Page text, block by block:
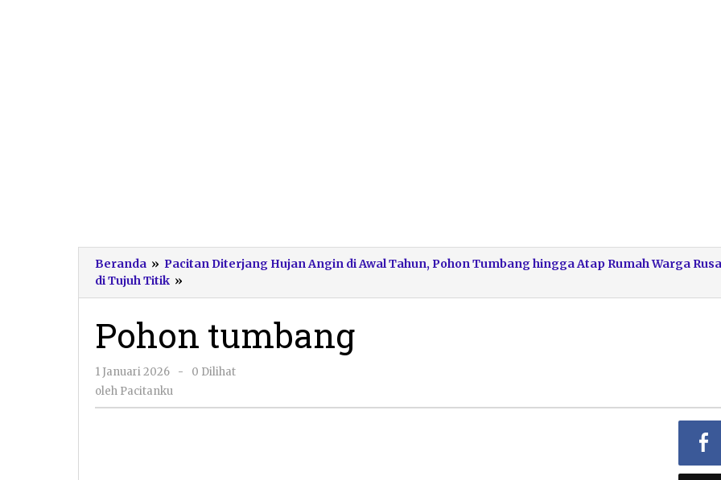
Beranda » Pacitan Diterjang Hujan Angin di Awal Tahun, Pohon Tumbang hingga Atap Rumah Warga
di Tujuh Titik »
tumbang
Pohon tumbang
1 Januari 2026
oleh
-
0 Dilihat
oleh Pacitanku